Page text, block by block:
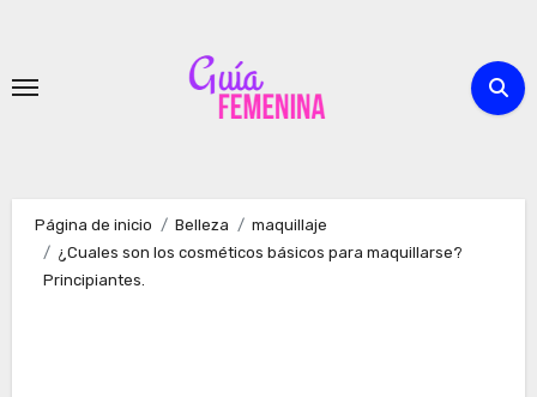
contenido
Página de inicio Belleza
maquillaje
¿Cuales son los cosméticos básicos para maquillarse?
Principiantes.